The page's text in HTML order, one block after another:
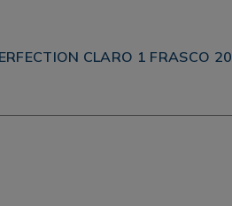
CLARO 1 FRASCO